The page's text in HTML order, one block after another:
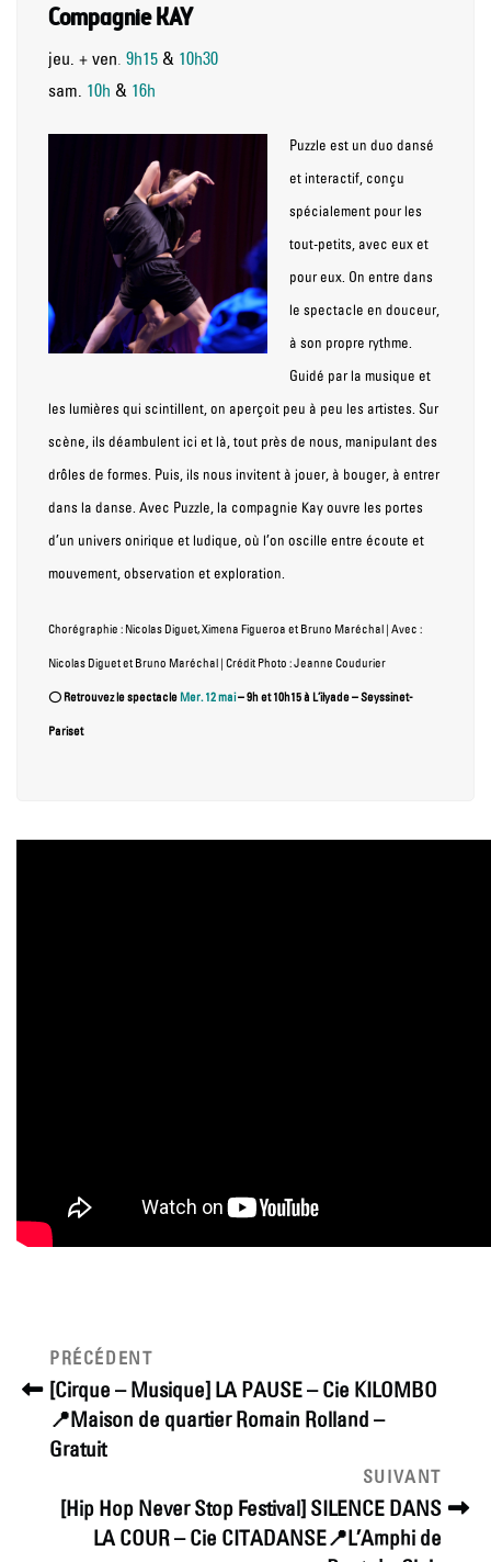
Compagnie KAY
jeu. + ven 9h15 & 10h30
sam. 10h & 16h
Puzzle est un duo dansé
et interactif, conçu
spécialement pour les
tout-petits, avec eux et
pour eux. On entre dans
le spectacle en douceur,
à son propre rythme.
Guidé par la musique et
les lumières qui scintillent, on aperçoit peu à peu les artistes. Sur
scène, ils déambulent ici et là, tout près de nous, manipulant des
drôles de formes. Puis, ils nous invitent à jouer, à bouger, à entrer
dans la danse. Avec Puzzle, la compagnie Kay ouvre les portes
d’un univers onirique et ludique, où l’on oscille entre écoute et
mouvement, observation et exploration.
Chorégraphie : Nicolas Diguet, Ximena Figueroa et Bruno Maréchal | Avec :
Nicolas Diguet et Bruno Maréchal | Crédit Photo : Jeanne Coudurier
⭕Retrouvez le spectacle Mer. 12 mai– 9h et 10h15 à L’ilyade – Seyssinet-
Pariset
Navigation
de
l’article
Article
précédent
PRÉCÉDENT
[Cirque – Musique] LA PAUSE – Cie KILOMBO
📍Maison de quartier Romain Rolland –
Gratuit
suivant
SUIVANT
[Hip Hop Never Stop Festival] SILENCE DANS
LA COUR – Cie CITADANSE📍L’Amphi de